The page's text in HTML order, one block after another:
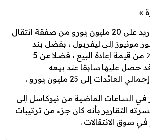
»
سيحصل ريال مدريد على 20 مليون يورو من صفقة انتقال
مونيوز إلى ليفربول ، بفضل بند
يضمن للنادي 50٪ من قيمة إعادة البيع ، فضلا عن 5
حصل عليها سابقا عند بيعه
إلى 25 مليون يورو .
في الساعات الماضية من نيوكاسل إلى
التقارير بأنه كان جزء من ترتيبات
سوق الانتقالات .